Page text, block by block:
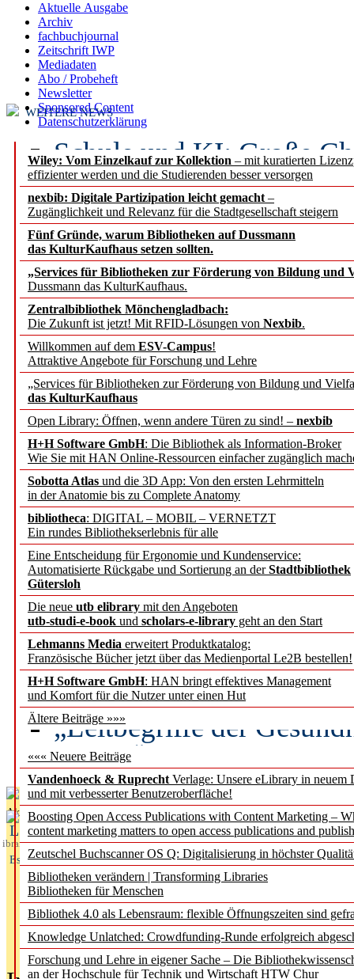
Aktuelle Ausgabe
Archiv
fachbuchjournal
Zeitschrift IWP
Mediadaten
Abo / Probeheft
Newsletter
Sponsored Content
Datenschutzerklärung
Wiley: Vom Einzelkauf zur Kollektion – mit kuratierten
effizienter werden und die Studierenden besser versorgen
nexbib: Digitale Partizipation leicht gemacht –
Zugänglichkeit und Relevanz für die Stadtgesellschaft steigern
Fünf Gründe, warum Bibliotheken auf Dussmann
das KulturKaufhaus setzen sollten.
„Services für Bibliotheken zur Förderung von Bildung und
Dussmann das KulturKaufhaus.
Zentralbibliothek Mönchengladbach:
Die Zukunft ist jetzt! Mit RFID-Lösungen von Nexbib.
Willkommen auf dem ESV-Campus!
Attraktive Angebote für Forschung und Lehre
„Services für Bibliotheken zur Förderung von Bildung und
das KulturKaufhaus
Open Library: Öffnen, wenn andere Türen zu sind! – nexbib
H+H Software GmbH: Die Bibliothek als Information-Broker
Wie Sie mit HAN Online-Ressourcen einfacher zugänglich
Sobotta Atlas und die 3D App: Von den ersten Lehrmitteln
in der Anatomie bis zu Complete Anatomy
bibliotheca: DIGITAL – MOBIL – VERNETZT
Ein rundes Bibliothekserlebnis für alle
Eine Entscheidung für Ergonomie und Kundenservice:
Automatisierte Rückgabe und Sortierung an derStadtbibliothek
Gütersloh
Die neue utb elibrary mit den Angeboten
utb-studi-e-book und scholars-e-library geht an den Start
Lehmanns Media erweitert Produktkatalog:
Französische Bücher jetzt über das Medienportal Le2B bestellen!
H+H Software GmbH: HAN bringt effektives Management
und Komfort für die Nutzer unter einen Hut
Ältere Beiträge »»»
««« Neuere Beiträge
Vandenhoeck & Ruprecht Verlage: Unsere eLibrary in neuem
und mit verbesserter Benutzeroberfläche!
Boosting Open Access Publications with Content Marketing –
content marketing matters to open access publications and
Zeutschel Buchscanner OS Q: Digitalisierung in höchster
Bibliotheken verändern | Transforming Libraries
Bibliotheken für Menschen
Bibliothek 4.0 als Lebensraum: flexible Öffnungszeiten sind
Knowledge Unlatched: Crowdfunding-Runde erfolgreich
Forschung und Lehre in eigener Sache – Die
an der Hochschule für Technik und Wirtschaft HTW Chur
WEITERE NEWS
Schule und KI: Große
Voraussetzungen
Erfolgreiches erstes
Segment Research –
angepasst
konstruktiv!
Mohr Siebeck
und die Zeitschrift für
Francke Attempto
EBSCO Information
Recherchefunktionen in
Sorbisches Institut neu
Geschichte und
Künstliche Intelligenz
besser zu verstehen
„Leitbegriffe der
des BIÖG erscheinen
Aktuelles aus
L
ibrary
Essentials